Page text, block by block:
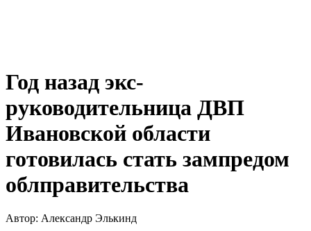
Год назад экс-
руководительница ДВП
Ивановской области
готовилась стать зампредом
облправительства
Автор: Александр Элькинд